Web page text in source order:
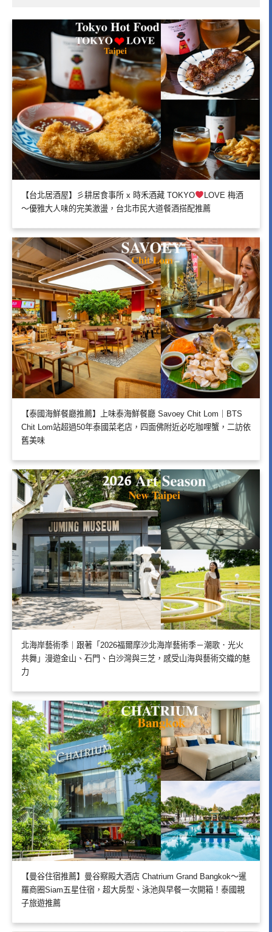
【台北居酒屋】彡耕居食事所 x 時禾酒藏 TOKYO
LOVE 梅酒
～優雅大人味的完美激盪，台北市民大道餐酒搭配推薦
【泰國海鮮餐廳推薦】上味泰海鮮餐廳 Savoey Chit Lom｜BTS
Chit Lom站超過50年泰國菜老店，四面佛附近必吃咖哩蟹，二訪依
舊美味
北海岸藝術季｜跟著「2026福爾摩沙北海岸藝術季－潮歌．光火
共舞」漫遊金山、石門、白沙灣與三芝，感受山海與藝術交織的魅
力
【曼谷住宿推薦】曼谷察殿大酒店 Chatrium Grand Bangkok～暹
羅商圈Siam五星住宿，超大房型、泳池與早餐一次開箱！泰國親
子旅遊推薦